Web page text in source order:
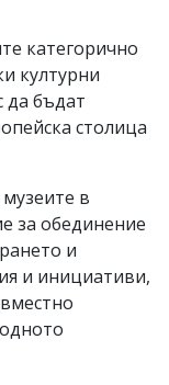
категорично
културни
да бъдат
столица
в
за обединение
и
и инициативи,